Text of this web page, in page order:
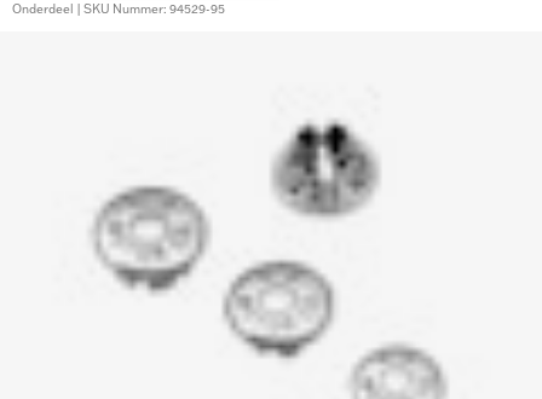
Onderdeel | SKU Nummer: 94529-95